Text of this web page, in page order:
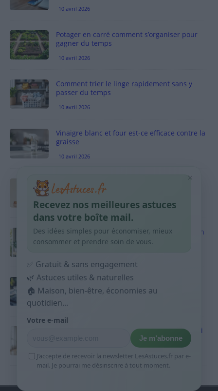
10 avril 2026
Potager en carré comment s’organiser pour
gagner du temps
10 avril 2026
Comment trier le linge rapidement sans y
passer du temps
10 avril 2026
Vinaigre blanc et four est-ce efficace contre la
graisse
10 avril 2026
Taches pigmentaires : routine simple +
habitudes qui aident
9 avril 2026
Produits ménagers : comment économiser en
courses sans acheter 10 sprays
Budget mensuel : méthode rapide pour
répartir son salaire dès le jour de paie
9 avril 2026
Sport 10 minutes par jour est-ce utile et quoi
9 avril 2026
×
Recevez nos meilleures astuces
dans votre boîte mail.
Des idées simples pour économiser, mieux
consommer et prendre soin de vous.
✅ Gratuit & sans engagement
🌿 Astuces utiles & naturelles
🏠 Maison, bien-être, économies au
quotidien...
Votre e-mail
Je m’abonne
J’accepte de recevoir la newsletter LesAstuces.fr par e-
mail. Je pourrai me désinscrire à tout moment.